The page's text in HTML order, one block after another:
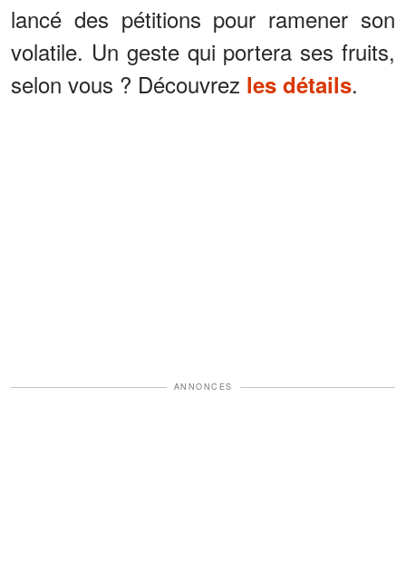
lancé des pétitions pour ramener son
volatile. Un geste qui portera ses fruits,
selon vous ? Découvrez les détails.
ANNONCES